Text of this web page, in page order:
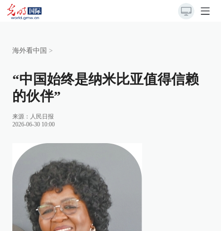
海外看中国 >
“中国始终是纳米比亚值得信赖
的伙伴”
来源： 人民日报
2026-06-30 10:00